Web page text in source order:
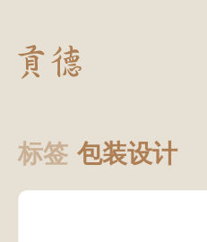
标签 包装设计